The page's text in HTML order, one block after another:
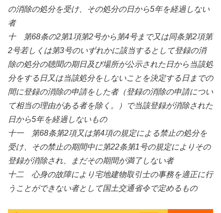
の消除の処分を受け、その処分の日から5年を経過しない
者
十 第68条の2第1項第2号から第4号まで又は同条第2項第
2号若しくは第3号のいずれかに該当するとして登録の消
除の処分の聴聞の期日及び場所が公示された日から当該処
分をする日又は当該処分をしないことを決定する日までの
間に登録の消除の申請をした者（登録の消除の申請につい
て相当の理由がある者を除く。）で当該登録が消除された
日から5年を経過しないもの
十一 第68条第2項又は第4項の規定による禁止の処分を
受け、その禁止の期間中に第22条第1号の規定によりその
登録が消除され、まだその期間が満了しない者
十二 心身の故障により宅地建物取引士の事務を適正に行
うことができない者として国土交通省令で定めるもの